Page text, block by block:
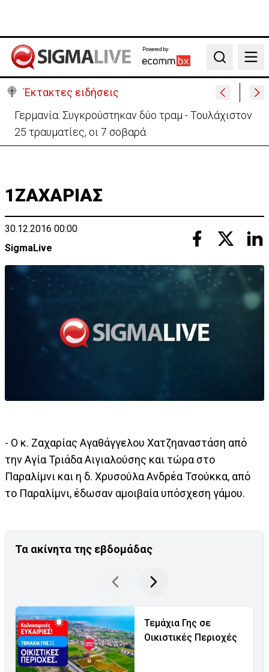
Powered by:
Search
Έκτακτες ειδήσεις
Γερμανία: Συγκρούστηκαν δύο τραμ - Τουλάχιστον
25 τραυματίες, οι 7 σοβαρά
1ΖΑΧΑΡΙΑΣ
30.12.2016 00:00
SigmaLive
- Ο κ. Ζαχαρίας Αγαθάγγελου Χατζηαναστάση από
την Αγία Τριάδα Αιγιαλούσης και τώρα στο
Παραλίμνι και η δ. Χρυσούλα Ανδρέα Τσούκκα, από
το Παραλίμνι, έδωσαν αμοιβαία υπόσχεση γάμου.
Τα ακίνητα της εβδομάδας
Τεμάχια Γης σε
Οικιστικές Περιοχές